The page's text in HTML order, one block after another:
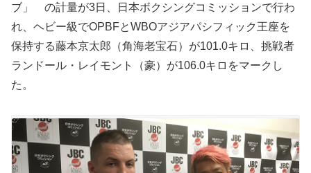
ブ」 の計量が3日、日本ボクシングコミッションで行わ
れ、ヘビー級でOPBFとWBOアジアパシフィック王座を
保持する藤本京太郎（角海老宝石）が101.0キロ、挑戦者
ランドール・レイモント（豪）が106.0キロをマークし
た。